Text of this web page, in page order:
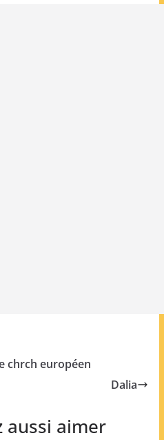
chrch européen
Dalia
aussi aimer